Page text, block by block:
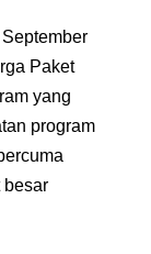
Paket
yang
program
besar